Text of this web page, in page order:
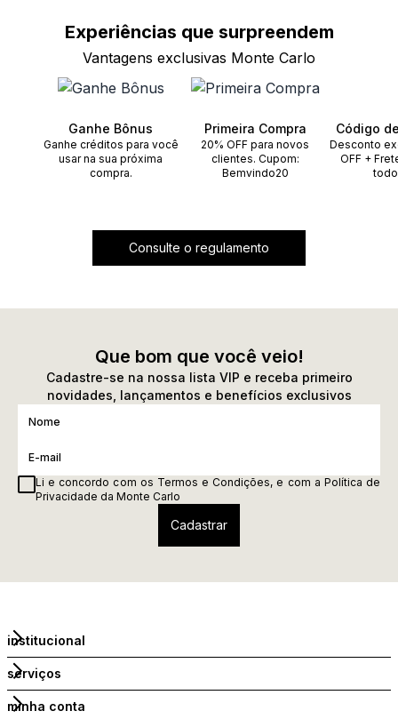
Experiências que surpreendem
Vantagens exclusivas Monte Carlo
Ganhe Bônus
Ganhe créditos para você
usar na sua próxima
compra.
Primeira Compra
20% OFF para novos
clientes. Cupom:
Bemvindo20
Código
Desconto
OFF +
Consulte o regulamento
Que bom que você veio!
Cadastre-se na nossa lista VIP e receba primeiro
novidades, lançamentos e benefícios exclusivos
Li e concordo com os Termos e Condições, e com a Política de
Privacidade da Monte Carlo
institucional
serviços
minha conta